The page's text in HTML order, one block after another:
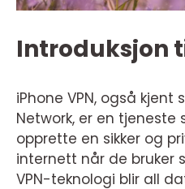
Introduksjon
iPhone VPN, også kjent
Network, er en
opprette en sikker og
internett når de bruker
VPN-teknologi blir all